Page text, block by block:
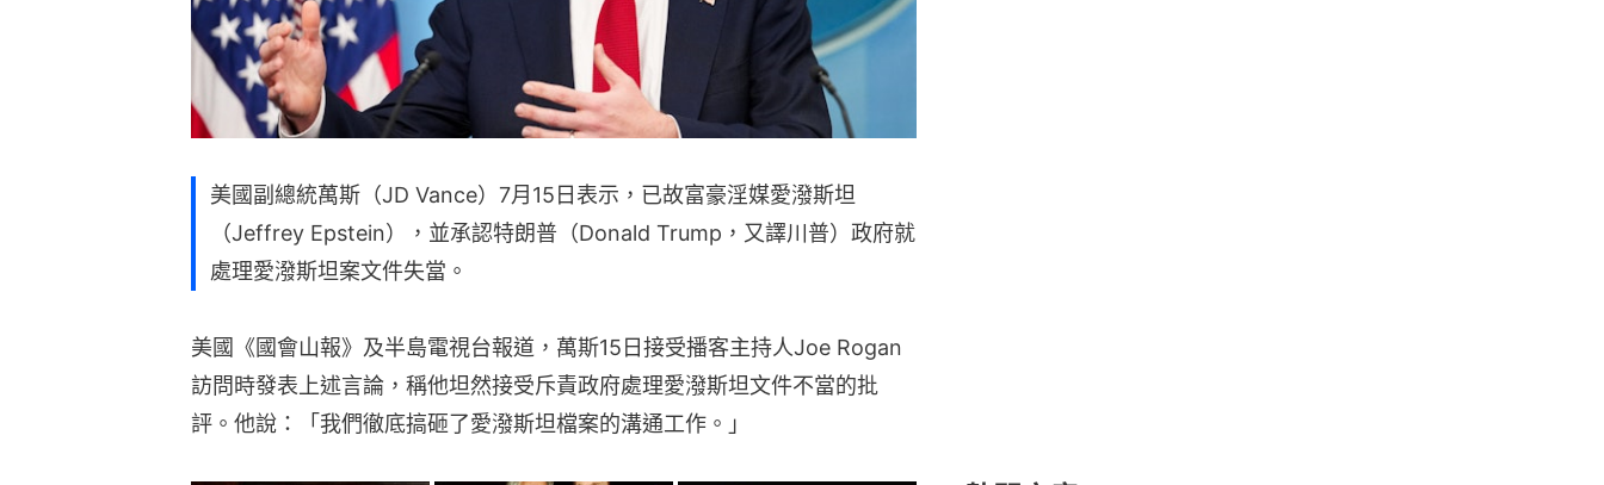
美國副總統萬斯（JD Vance）7月15日表示，已故富豪淫媒愛潑斯坦
（Jeffrey Epstein），並承認特朗普（Donald Trump，又譯川普）政府就
處理愛潑斯坦案文件失當。
美國《國會山報》及半島電視台報道，萬斯15日接受播客主持人Joe Rogan
訪問時發表上述言論，稱他坦然接受斥責政府處理愛潑斯坦文件不當的批
評。他說：「我們徹底搞砸了愛潑斯坦檔案的溝通工作。」